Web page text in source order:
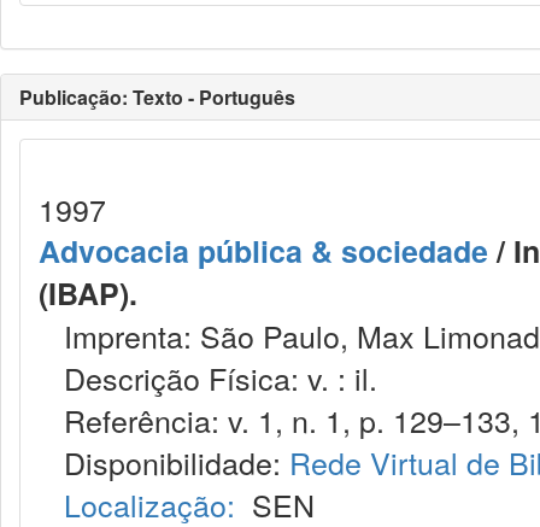
Publicação: Texto - Português
1997
Advocacia pública & sociedade/
(IBAP).
Imprenta: São Paulo, Max
Descrição Física: v. : il.
Referência: v. 1, n. 1, p. 129–133,
Disponibilidade: Rede Virtual de
Localização: SEN